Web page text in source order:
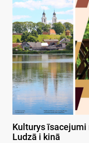
Kulturys
Ludzā i kinā